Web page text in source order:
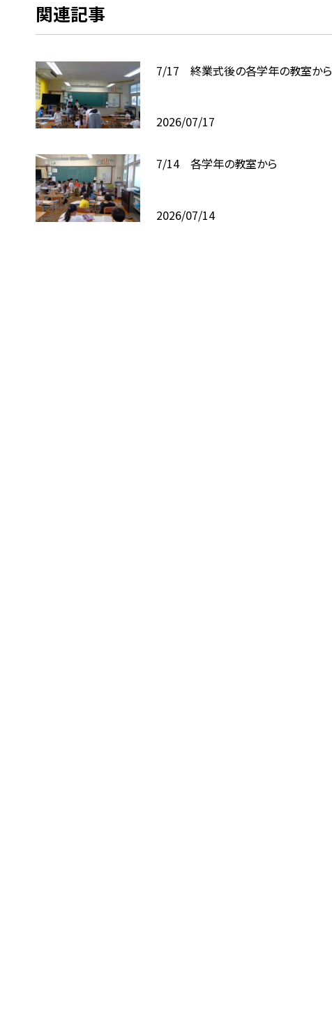
関連記事
7/17 終業式後の各学年の教室から
2026/07/17
7/14 各学年の教室から
2026/07/14